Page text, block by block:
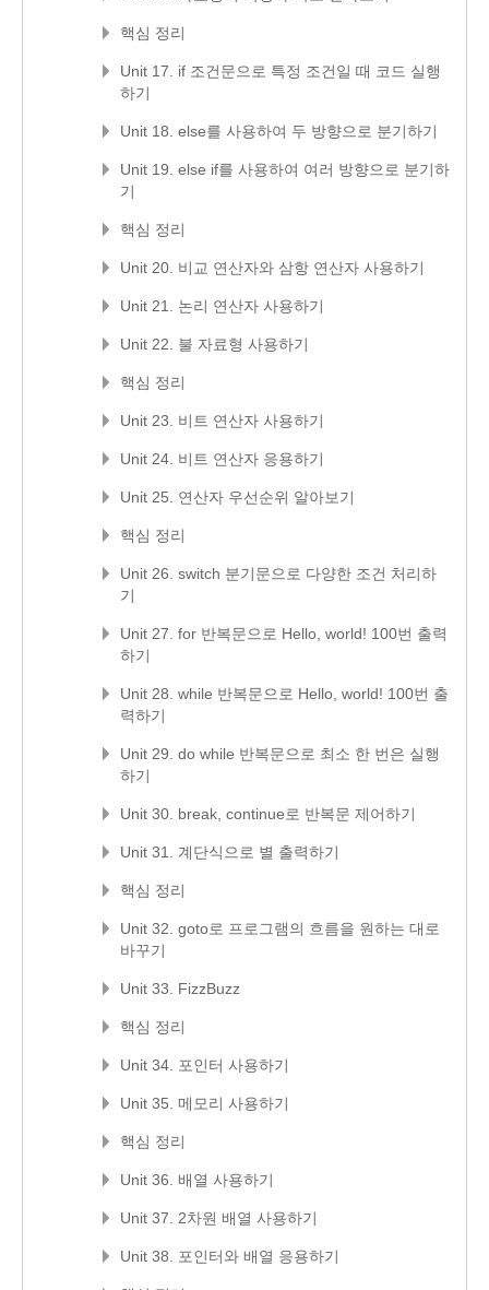
핵심 정리
Unit 17. if 조건문으로 특정 조건일 때 코드 실행
하기
Unit 18. else를 사용하여 두 방향으로 분기하기
Unit 19. else if를 사용하여 여러 방향으로 분기하
기
핵심 정리
Unit 20. 비교 연산자와 삼항 연산자 사용하기
Unit 21. 논리 연산자 사용하기
Unit 22. 불 자료형 사용하기
핵심 정리
Unit 23. 비트 연산자 사용하기
Unit 24. 비트 연산자 응용하기
Unit 25. 연산자 우선순위 알아보기
핵심 정리
Unit 26. switch 분기문으로 다양한 조건 처리하
기
Unit 27. for 반복문으로 Hello, world! 100번 출력
하기
Unit 28. while 반복문으로 Hello, world! 100번 출
력하기
Unit 29. do while 반복문으로 최소 한 번은 실행
하기
Unit 30. break, continue로 반복문 제어하기
Unit 31. 계단식으로 별 출력하기
핵심 정리
Unit 32. goto로 프로그램의 흐름을 원하는 대로
바꾸기
Unit 33. FizzBuzz
핵심 정리
Unit 34. 포인터 사용하기
Unit 35. 메모리 사용하기
핵심 정리
Unit 36. 배열 사용하기
Unit 37. 2차원 배열 사용하기
Unit 38. 포인터와 배열 응용하기